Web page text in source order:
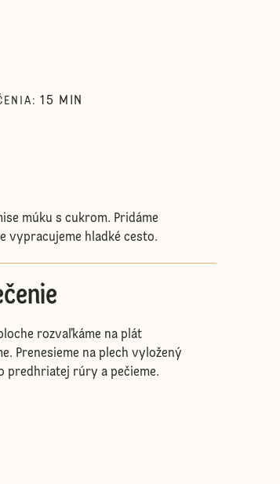
: 15 MIN
múku s cukrom. Pridáme
vypracujeme hladké cesto.
rozvaľkáme na plát
Prenesieme na plech vyložený
predhriatej rúry a pečieme.